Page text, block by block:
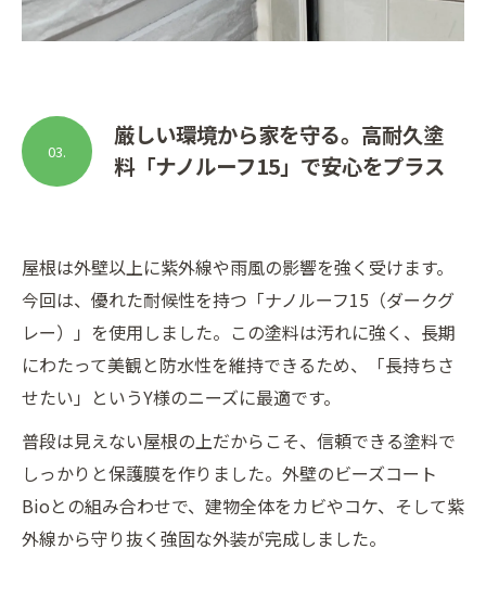
厳しい環境から家を守る。高耐久塗
料「ナノルーフ15」で安心をプラス
03.
屋根は外壁以上に紫外線や雨風の影響を強く受けます。
今回は、優れた耐候性を持つ「ナノルーフ15（ダークグ
レー）」を使用しました。この塗料は汚れに強く、長期
にわたって美観と防水性を維持できるため、「長持ちさ
せたい」というY様のニーズに最適です。
普段は見えない屋根の上だからこそ、信頼できる塗料で
しっかりと保護膜を作りました。外壁のビーズコート
Bioとの組み合わせで、建物全体をカビやコケ、そして紫
外線から守り抜く強固な外装が完成しました。